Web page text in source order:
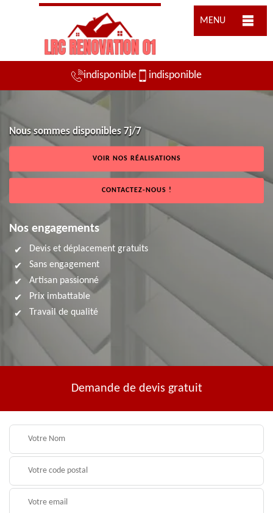
MENU
indisponible indisponible
Nous sommes disponibles 7j/7
VOIR NOS RÉALISATIONS
CONTACTEZ-NOUS !
Nos engagements
Devis et déplacement gratuits
Sans engagement
Artisan passionné
Prix imbattable
Travail de qualité
Demande de devis gratuit